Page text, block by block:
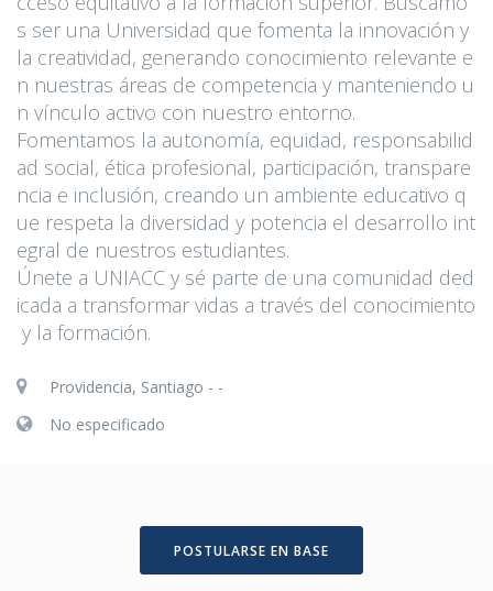
s ser una Universidad que fomenta la innovación y
la creatividad, generando conocimiento relevante e
n nuestras áreas de competencia y manteniendo u
n vínculo activo con nuestro entorno.
Fomentamos la autonomía, equidad, responsabilid
ad social, ética profesional, participación, transpare
ncia e inclusión, creando un ambiente educativo q
ue respeta la diversidad y potencia el desarrollo int
egral de nuestros estudiantes.
Únete a UNIACC y sé parte de una comunidad ded
icada a transformar vidas a través del conocimiento
y la formación.
Providencia, Santiago - -
No especificado
POSTULARSE EN BASE